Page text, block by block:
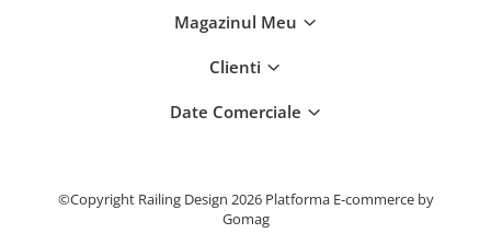
Magazinul Meu
Clienti
Date Comerciale
©Copyright Railing Design 2026 Platforma E-commerce by
Gomag